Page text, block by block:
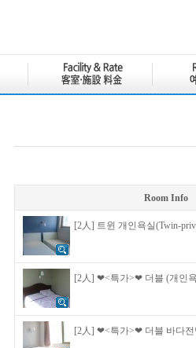
Room Info
[2人] 트윈 개인욕실(Twin-
[2人] ❤<특가>❤ 더블 (개인
[2人] ❤<특가>❤ 더블 바다전